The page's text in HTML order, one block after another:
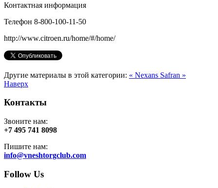
Контактная информация
Телефон 8-800-100-11-50
http://www.citroen.ru/home/#/home/
Другие материалы в этой категории: « Nexans Safran »
Наверх
Контакты
Звоните нам:
+7 495 741 8098
Пишите нам:
info@vneshtorgclub.com
Follow Us